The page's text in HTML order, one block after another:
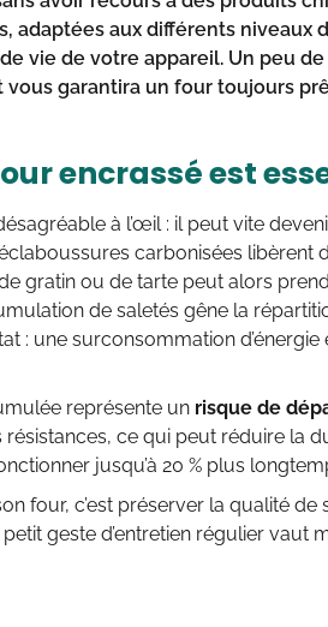
adaptées aux différents niveaux
vie de votre appareil. Un peu
vous garantira un four toujours
encrassé est
à l’œil : il peut vite
carbonisées libèrent
gratin ou de tarte peut alors
de saletés gêne la
: une surconsommation
représente un risque de
ce qui peut réduire la
jusqu’à 20 % plus
four, c’est préserver la qualité de
geste d’entretien régulier vaut